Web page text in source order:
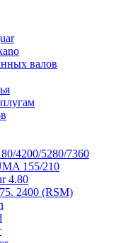
валов
4200/5280/7360
155/210
4.80
2400 (RSM)